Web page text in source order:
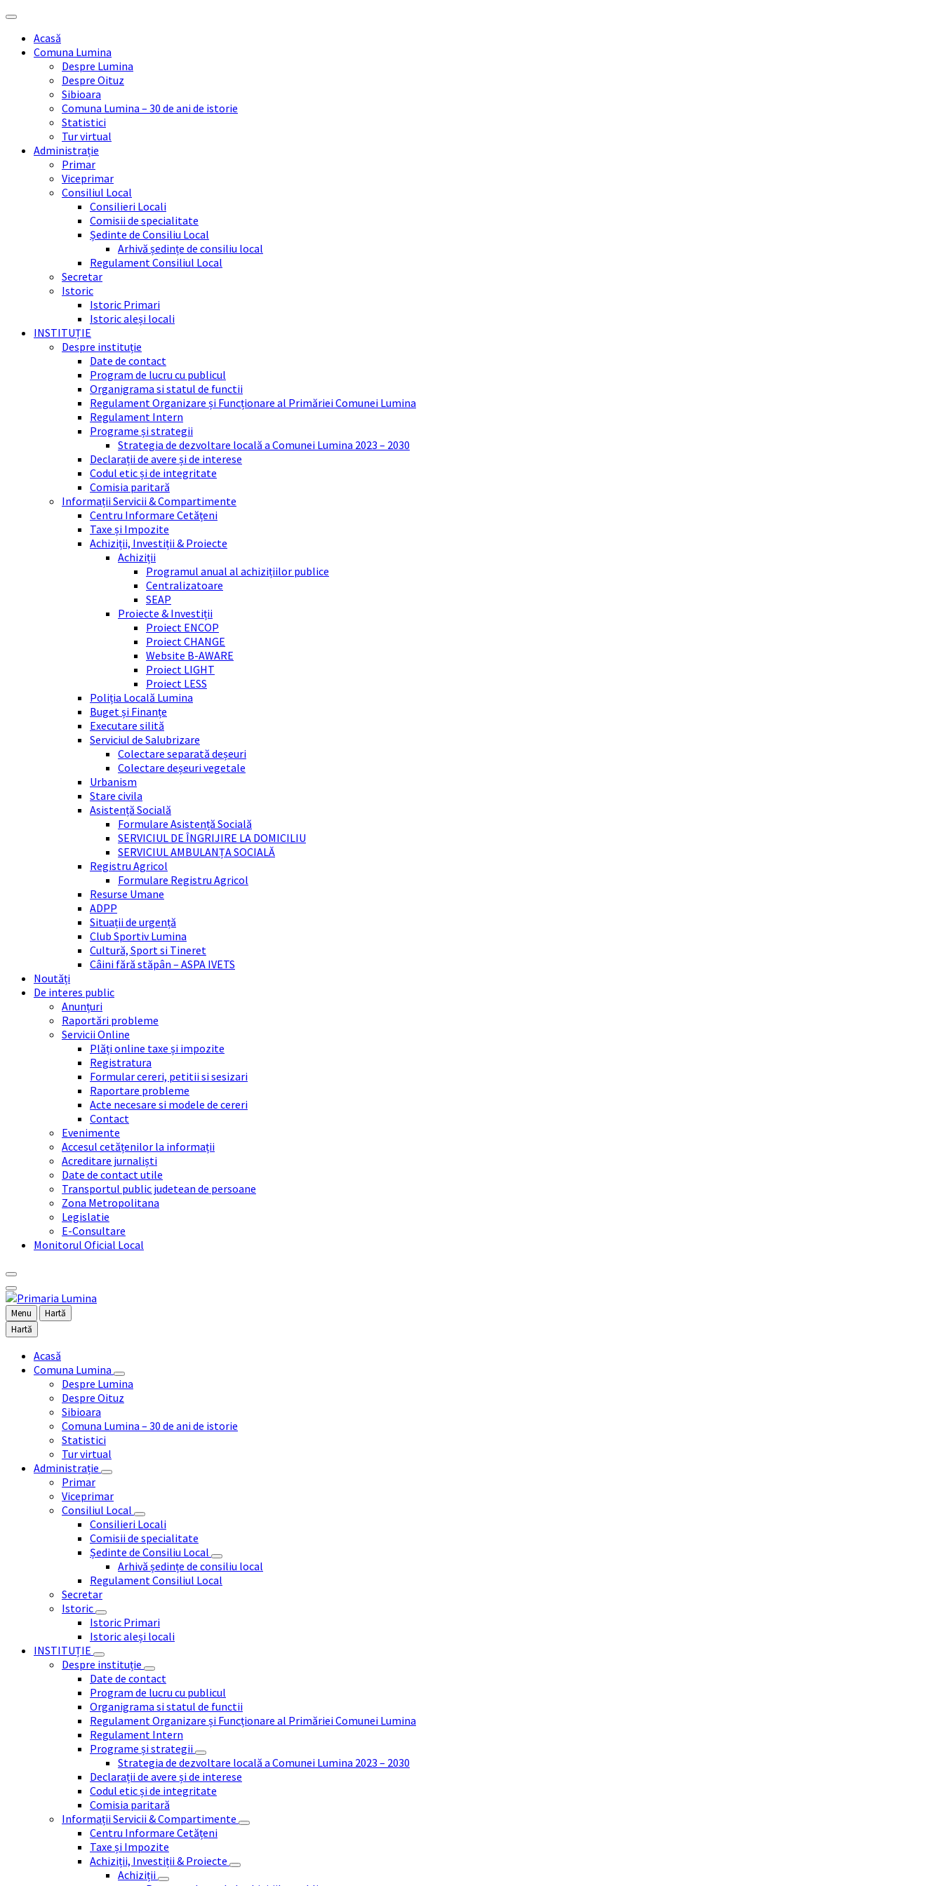
Skip
content
Skip
sidebar
Skip
right
sidebar
Skip
footerAcasă
Comuna Lumina
Despre Lumina
Despre Oituz
Sibioara
Comuna Lumina – 30 de ani de istorie
Statistici
Tur virtual
Administrație
Primar
Viceprimar
Consiliul Local
Consilieri Locali
Comisii de specialitate
Ședinte de Consiliu Local
Arhivă ședințe de consiliu local
Regulament Consiliul Local
Secretar
Istoric
Istoric Primari
Istoric aleși locali
INSTITUȚIE
Despre instituție
Date de contact
Program de lucru cu publicul
Organigrama si statul de functii
Regulament Organizare și Funcționare al Primăriei Comunei Lumina
Regulament Intern
Programe și strategii
Strategia de dezvoltare locală a Comunei Lumina 2023 – 2030
Declarații de avere și de interese
Codul etic și de integritate
Comisia paritară
Informații Servicii & Compartimente
Centru Informare Cetățeni
Taxe și Impozite
Achiziții, Investiții & Proiecte
Achiziții
Programul anual al achizițiilor publice
Centralizatoare
SEAP
Proiecte & Investiții
Proiect ENCOP
Proiect CHANGE
Website B-AWARE
Proiect LIGHT
Proiect LESS
Poliția Locală Lumina
Buget și Finanțe
Executare silită
Serviciul de Salubrizare
Colectare separată deșeuri
Colectare deșeuri vegetale
Urbanism
Stare civila
Asistență Socială
Formulare Asistență Socială
SERVICIUL DE ÎNGRIJIRE LA DOMICILIU
SERVICIUL AMBULANȚA SOCIALĂ
Registru Agricol
Formulare Registru Agricol
Resurse Umane
ADPP
Situații de urgență
Club Sportiv Lumina
Cultură, Sport si Tineret
Câini fără stăpân – ASPA IVETS
Noutăți
De interes public
Anunțuri
Raportări probleme
Servicii Online
Plăți online taxe și impozite
Registratura
Formular cereri, petitii si sesizari
Raportare probleme
Acte necesare si modele de cereri
Contact
Evenimente
Accesul cetățenilor la informații
Acreditare jurnaliști
Date de contact utile
Transportul public judetean de persoane
Zona Metropolitana
Legislatie
E-Consultare
Monitorul Oficial Local
Menu
Hartă
Hartă
Acasă
Comuna Lumina
Despre Lumina
Despre Oituz
Sibioara
Comuna Lumina – 30 de ani de istorie
Statistici
Tur virtual
Administrație
Primar
Viceprimar
Consiliul Local
Consilieri Locali
Comisii de specialitate
Ședinte de Consiliu Local
Arhivă ședințe de consiliu local
Regulament Consiliul Local
Secretar
Istoric
Istoric Primari
Istoric aleși locali
INSTITUȚIE
Despre instituție
Date de contact
Program de lucru cu publicul
Organigrama si statul de functii
Regulament Organizare și Funcționare al Primăriei Comunei Lumina
Regulament Intern
Programe și strategii
Strategia de dezvoltare locală a Comunei Lumina 2023 – 2030
Declarații de avere și de interese
Codul etic și de integritate
Comisia paritară
Informații Servicii & Compartimente
Centru Informare Cetățeni
Taxe și Impozite
Achiziții, Investiții & Proiecte
Achiziții